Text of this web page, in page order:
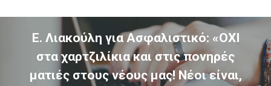
Ε. Λιακούλη για Ασφαλιστικό: «ΟΧΙ
στα χαρτζιλίκια και στις πονηρές
ματιές στους νέους μας! Νέοι είναι,